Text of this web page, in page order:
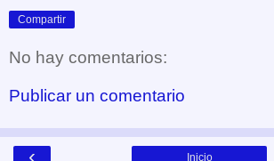
Compartir
No hay comentarios:
Publicar un comentario
‹ Inicio